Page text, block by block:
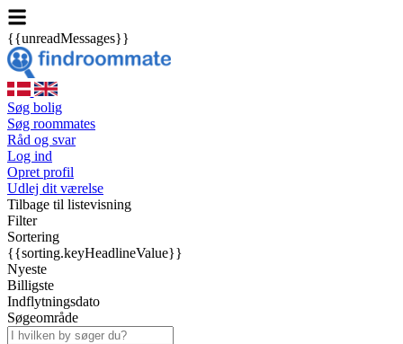
{{unreadMessages}}
Søg bolig
Søg roommates
Råd og svar
Log ind
Opret profil
Udlej dit værelse
Tilbage til listevisning
Filter
Sortering
{{sorting.keyHeadlineValue}}
Nyeste
Billigste
Indflytningsdato
Søgeområde